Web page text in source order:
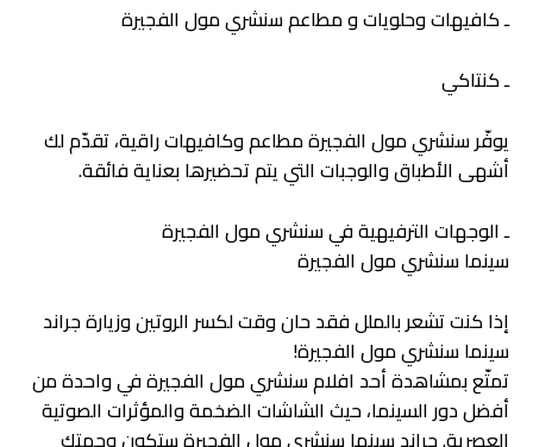
ـ كافيهات وحلويات و مطاعم سنشري مول الفجيرة
ـ كنتاكي
يوفّر سنشري مول الفجيرة مطاعم وكافيهات راقية، تقدّم لك
أشهى الأطباق والوجبات التي يتم تحضيرها بعناية فائقة.
ـ الوجهات الترفيهية في سنشري مول الفجيرة
سينما سنشري مول الفجيرة
إذا كنت تشعر بالملل فقد حان وقت لكسر الروتين وزيارة جراند
سينما سنشري مول الفجيرة!
تمتّع بمشاهدة أحد افلام سنشري مول الفجيرة في واحدة من
أفضل دور السينما، حيث الشاشات الضخمة والمؤثرات الصوتية